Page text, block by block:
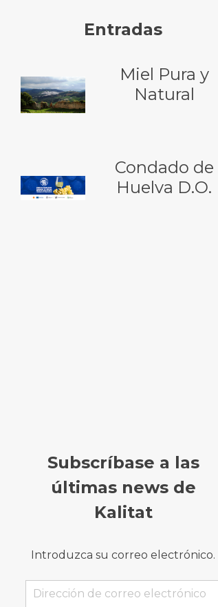
Entradas
Miel Pura y
Natural
Condado de
Huelva D.O.
Subscríbase a las
últimas news de
Kalitat
Introduzca su correo electrónico.
Dirección